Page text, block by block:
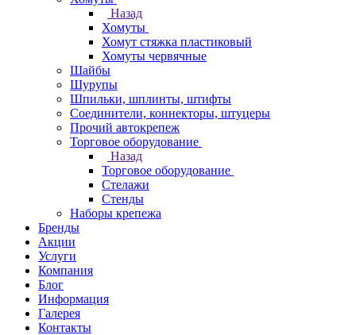
Назад
Хомуты
Хомут стяжка пластиковый
Хомуты червячные
Шайбы
Шурупы
Шпильки, шплинты, штифты
Соединители, коннекторы, штуцеры
Прочий автокрепеж
Торговое оборудование
Назад
Торговое оборудование
Стелажи
Стенды
Наборы крепежа
Бренды
Акции
Услуги
Компания
Блог
Информация
Галерея
Контакты